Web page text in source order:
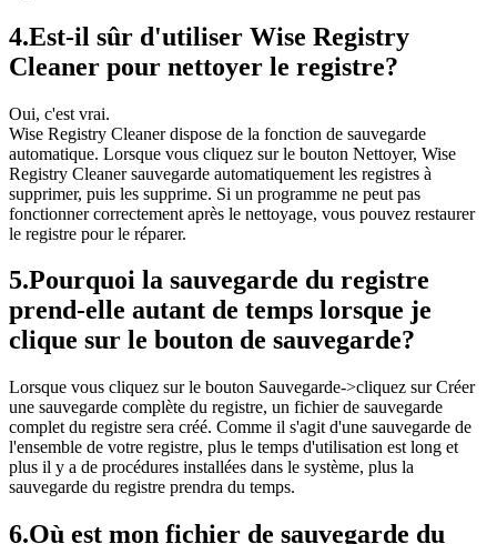
4.Est-il sûr d'utiliser Wise Registry
Cleaner pour nettoyer le registre?
Oui, c'est vrai.
Wise Registry Cleaner dispose de la fonction de sauvegarde
automatique. Lorsque vous cliquez sur le bouton Nettoyer, Wise
Registry Cleaner sauvegarde automatiquement les registres à
supprimer, puis les supprime. Si un programme ne peut pas
fonctionner correctement après le nettoyage, vous pouvez restaurer
le registre pour le réparer.
5.Pourquoi la sauvegarde du registre
prend-elle autant de temps lorsque je
clique sur le bouton de sauvegarde?
Lorsque vous cliquez sur le bouton Sauvegarde->cliquez sur Créer
une sauvegarde complète du registre, un fichier de sauvegarde
complet du registre sera créé. Comme il s'agit d'une sauvegarde de
l'ensemble de votre registre, plus le temps d'utilisation est long et
plus il y a de procédures installées dans le système, plus la
sauvegarde du registre prendra du temps.
6.Où est mon fichier de sauvegarde du